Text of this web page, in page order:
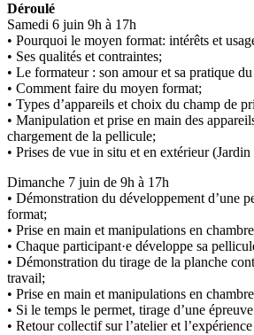
Déroulé
Samedi 6 juin 9h à 17h
• Pourquoi le moyen format: intérêts et
• Ses qualités et contraintes;
• Le formateur : son amour et sa pratique
• Comment faire du moyen format;
• Types d’appareils et choix du champ de
• Manipulation et prise en main des
chargement de la pellicule;
• Prises de vue in situ et en extérieur
Dimanche 7 juin de 9h à 17h
• Démonstration du développement d’une
format;
• Prise en main et manipulations en
• Chaque participant·e développe sa
• Démonstration du tirage de la planche
travail;
• Prise en main et manipulations en
• Si le temps le permet, tirage d’une
• Retour collectif sur l’atelier et